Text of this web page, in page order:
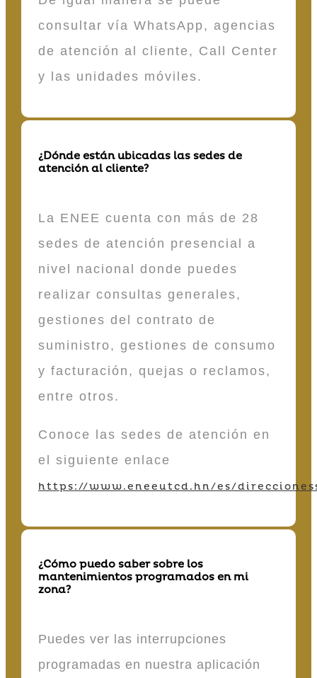
consultar vía WhatsApp, agencias
de atención al cliente, Call Center
y las unidades móviles.
¿Dónde están ubicadas las sedes de
atención al cliente?
La ENEE cuenta con más de 28
sedes de atención presencial a
nivel nacional donde puedes
realizar consultas generales,
gestiones del contrato de
suministro, gestiones de consumo
y facturación, quejas o reclamos,
entre otros.
Conoce las sedes de atención en
el siguiente enlace
https://www.eneeutcd.hn/es/
¿Cómo puedo saber sobre los
mantenimientos programados en mi
zona?
Puedes ver las interrupciones
programadas en nuestra aplicación